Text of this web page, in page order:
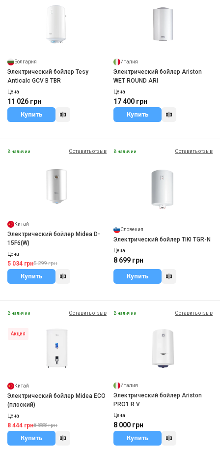
Болгария
Электрический бойлер Tesy
Anticalc GCV B TBR
Цена
11 026 грн
Купить
Италия
Электрический бойлер Ariston
WET ROUND ARI
Цена
17 400 грн
Купить
В наличии Оставить отзыв
Китай
Электрический бойлер Midea D-
15F6(W)
Цена
5 034 грн5 299 грн
Купить
В наличии Оставить отзыв
Словения
Электрический бойлер TIKI TGR-N
Цена
8 699 грн
Купить
В наличии Оставить отзыв
Акция
Китай
Электрический бойлер Midea ECO
(плоский)
Цена
8 444 грн8 888 грн
Купить
В наличии Оставить отзыв
Италия
Электрический бойлер Ariston
PRO1 R V
Цена
8 000 грн
Купить